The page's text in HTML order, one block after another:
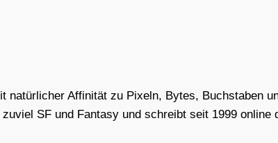
natürlicher Affinität zu Pixeln, Bytes, Buchstaben
SF und Fantasy und schreibt seit 1999 online